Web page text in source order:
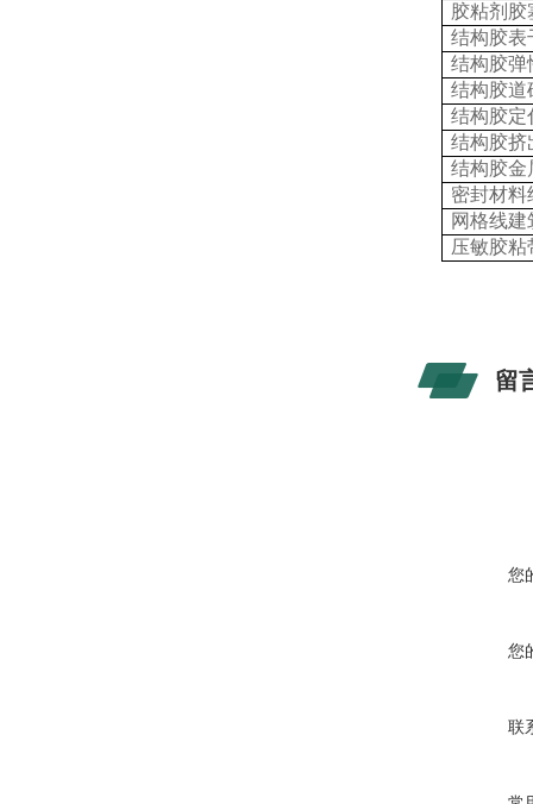
胶粘剂
结构胶表
结构胶弹
结构胶道
结构胶定
结构胶挤
结构胶金
密封材料
网格线
压敏胶粘
留
您
您
联